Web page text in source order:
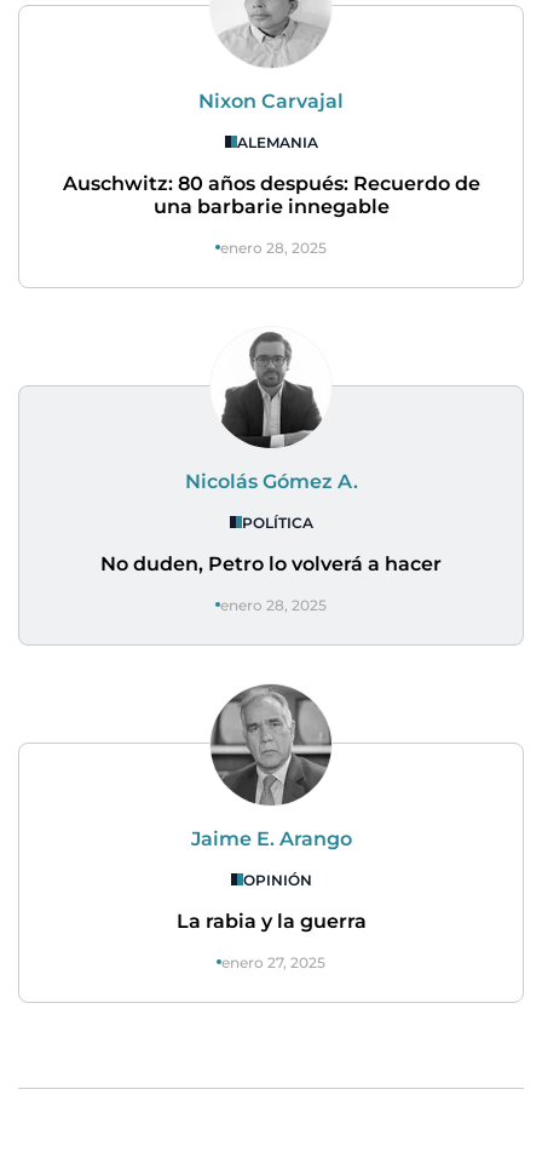
Nixon Carvajal
ALEMANIA
Auschwitz: 80 años después: Recuerdo de
una barbarie innegable
enero 28, 2025
Nicolás Gómez A.
POLÍTICA
No duden, Petro lo volverá a hacer
enero 28, 2025
Jaime E. Arango
OPINIÓN
La rabia y la guerra
enero 27, 2025